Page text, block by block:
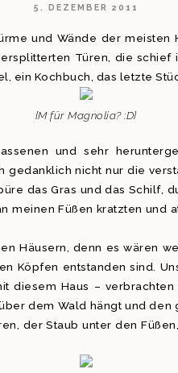
5. DEZEMBER 2011
und Wände der meisten
Türen, die
ein Kochbuch, das letzte
{M für Magnolia? :D}
und sehr
gedanklich nicht nur die
das Gras und das Schilf,
meinen Füßen kratzten und
Häusern, denn es wären
Köpfen entstanden sind.
diesem Haus –
dem Wald hängt und
der Staub unter den